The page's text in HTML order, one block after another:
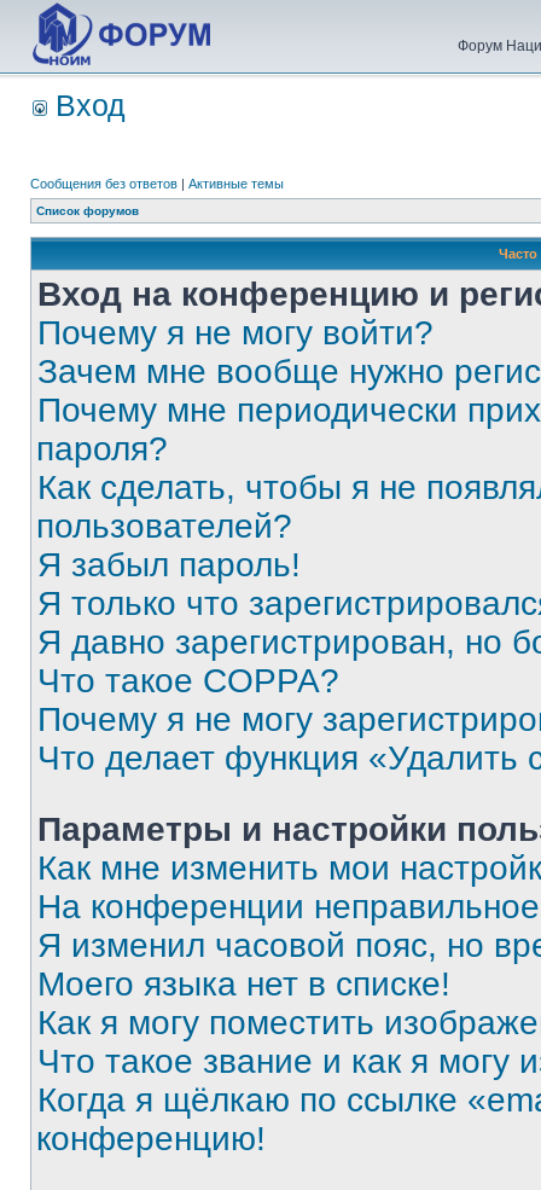
Форум
Вход
Сообщения без ответов | Активные темы
Список форумов
Вход на конференцию и
Почему я не могу войти?
Зачем мне вообще нужно
Почему мне периодически
пароля?
Как сделать, чтобы я не
пользователей?
Я забыл пароль!
Я только что
Я давно зарегистрирован, но
Что такое COPPA?
Почему я не могу
Что делает функция «Удалить
Параметры и настройки
Как мне изменить мои
На конференции
Я изменил часовой пояс, но
Моего языка нет в списке!
Как я могу поместить
Что такое звание и как я могу
Когда я щёлкаю по ссылке
конференцию!